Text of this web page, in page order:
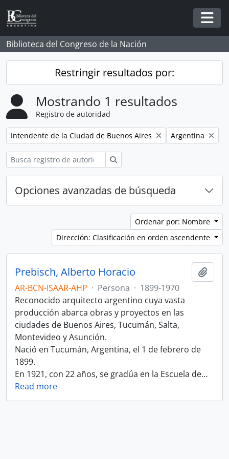
Skip to main content
Biblioteca del Congreso de la Nación
Restringir resultados por:
Mostrando 1 resultados
Registro de autoridad
Remove filter:
Intendente de la Ciudad de Buenos Aires Remove filter:
Argentina
Opciones avanzadas de búsqueda
Ordenar por: Nombre
Dirección: Clasificación en orden ascendente
Prebisch, Alberto Horacio
AR-BCN-ISAAR-AHP · Persona · 1899-1970
Reconocido arquitecto argentino cuya vasta
producción abarca obras y proyectos en las
ciudades de Buenos Aires, Tucumán, Salta,
Montevideo y Asunción.
Nació en Tucumán, Argentina, el 1 de febrero de
1899.
En 1921, con 22 años, se gradúa en la Escuela de…
Read more